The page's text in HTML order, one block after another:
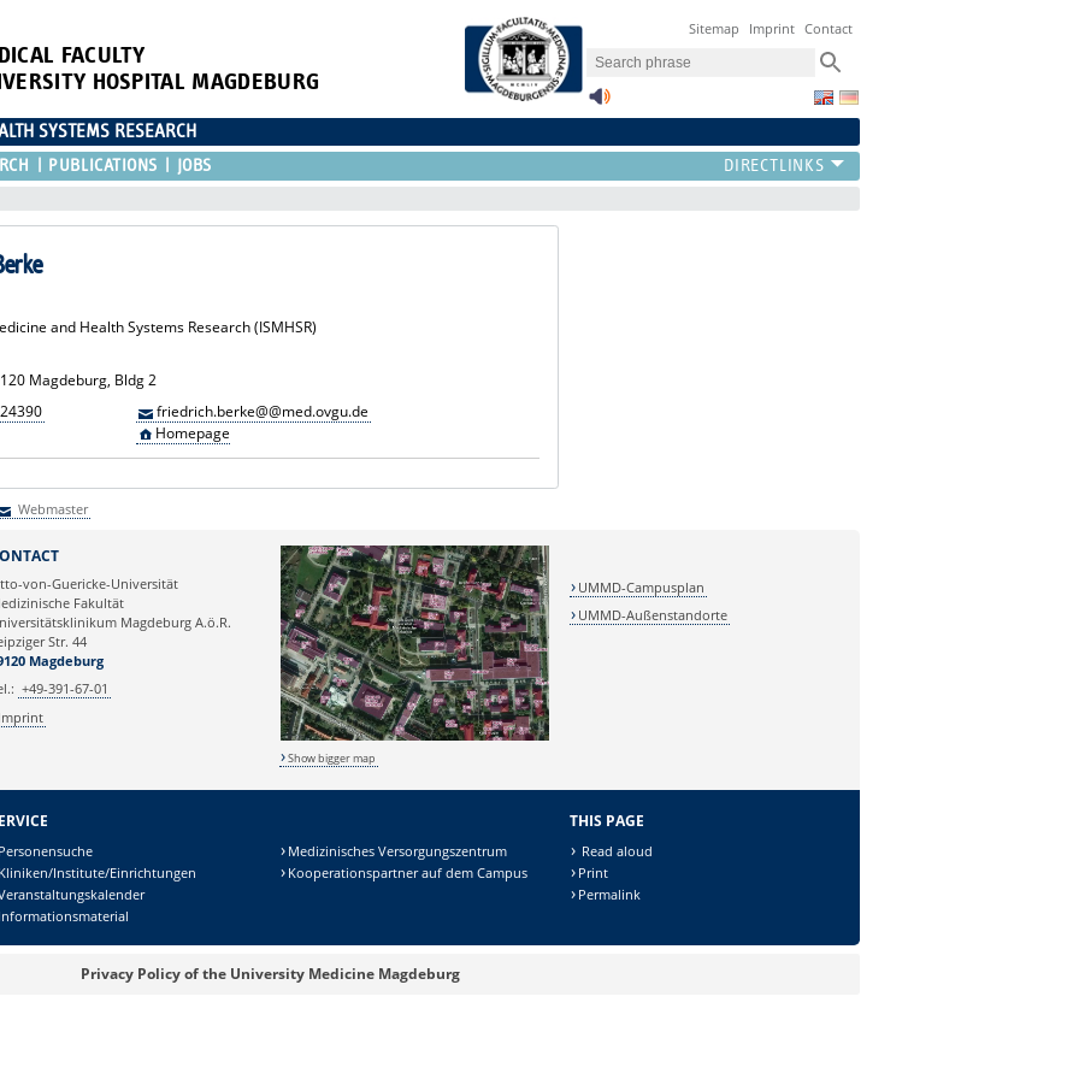
FACULTY
HOSPITAL MAGDEBURG
Sitemap Imprint Contact
SYSTEMS RESEARCH
PUBLICATIONS JOBS
and Health Systems Research (ISMHSR)
Magdeburg, Bldg 2
friedrich.berke@@med.ovgu.de
Homepage
Webmaster
von-Guericke-Universität
Fakultät
Magdeburg A.ö.R.
Str. 44
Magdeburg
+49-391-67-01
Imprint
Show bigger map
UMMD-Campusplan
UMMD-Außenstandorte
Personensuche
Kliniken/Institute/Einrichtungen
Informationsmaterial
Medizinisches Versorgungszentrum
Kooperationspartner auf dem Campus
THIS PAGE
Read aloud
Print
Permalink
Privacy Policy of the University Medicine Magdeburg